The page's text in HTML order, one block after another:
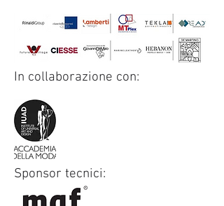
In collaborazione con:
Sponsor tecnici: